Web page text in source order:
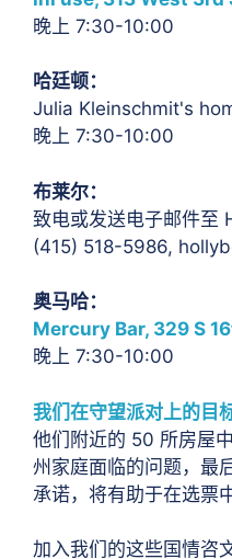
晚上 7:30-10:00
哈廷顿：
Julia Kleinschmit's
晚上 7:30-10:00
布莱尔：
致电或发送电子邮件至
(415) 518-5986,
奥马哈：
Mercury Bar, 329 S
晚上 7:30-10:00
我们在守望派对上的目
他们附近的 50 所房屋
州家庭面临的问题，最
承诺，将有助于在选票
加入我们的这些国情咨